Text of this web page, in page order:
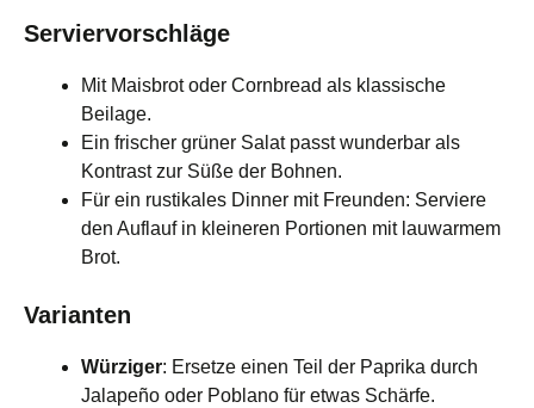
Serviervorschläge
Mit Maisbrot oder Cornbread als klassische
Beilage.
Ein frischer grüner Salat passt wunderbar als
Kontrast zur Süße der Bohnen.
Für ein rustikales Dinner mit Freunden: Serviere
den Auflauf in kleineren Portionen mit lauwarmem
Brot.
Varianten
Würziger: Ersetze einen Teil der Paprika durch
Jalapeño oder Poblano für etwas Schärfe.